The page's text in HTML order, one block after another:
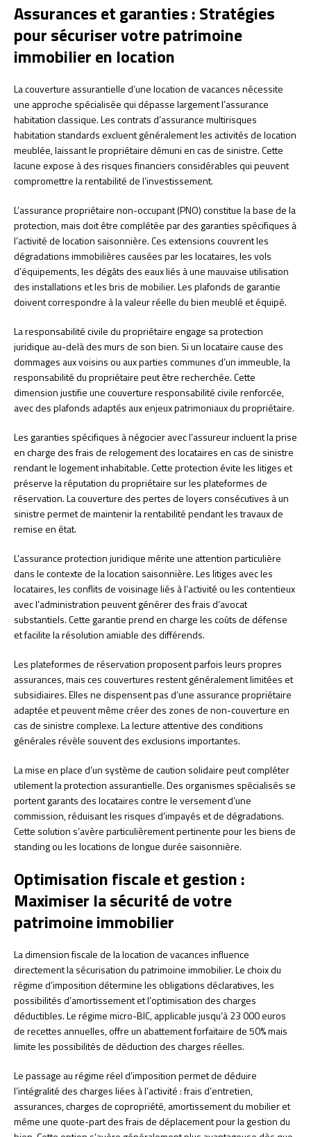
Assurances et garanties : Stratégies
pour sécuriser votre patrimoine
immobilier en location
La couverture assurantielle d’une location de vacances nécessite
une approche spécialisée qui dépasse largement l’assurance
habitation classique. Les contrats d’assurance multirisques
habitation standards excluent généralement les activités de location
meublée, laissant le propriétaire démuni en cas de sinistre. Cette
lacune expose à des risques financiers considérables qui peuvent
compromettre la rentabilité de l’investissement.
L’assurance propriétaire non-occupant (PNO) constitue la base de la
protection, mais doit être complétée par des garanties spécifiques à
l’activité de location saisonnière. Ces extensions couvrent les
dégradations immobilières causées par les locataires, les vols
d’équipements, les dégâts des eaux liés à une mauvaise utilisation
des installations et les bris de mobilier. Les plafonds de garantie
doivent correspondre à la valeur réelle du bien meublé et équipé.
La responsabilité civile du propriétaire engage sa protection
juridique au-delà des murs de son bien. Si un locataire cause des
dommages aux voisins ou aux parties communes d’un immeuble, la
responsabilité du propriétaire peut être recherchée. Cette
dimension justifie une couverture responsabilité civile renforcée,
avec des plafonds adaptés aux enjeux patrimoniaux du propriétaire.
Les garanties spécifiques à négocier avec l’assureur incluent la prise
en charge des frais de relogement des locataires en cas de sinistre
rendant le logement inhabitable. Cette protection évite les litiges et
préserve la réputation du propriétaire sur les plateformes de
réservation. La couverture des pertes de loyers consécutives à un
sinistre permet de maintenir la rentabilité pendant les travaux de
remise en état.
L’assurance protection juridique mérite une attention particulière
dans le contexte de la location saisonnière. Les litiges avec les
locataires, les conflits de voisinage liés à l’activité ou les contentieux
avec l’administration peuvent générer des frais d’avocat
substantiels. Cette garantie prend en charge les coûts de défense
et facilite la résolution amiable des différends.
Les plateformes de réservation proposent parfois leurs propres
assurances, mais ces couvertures restent généralement limitées et
subsidiaires. Elles ne dispensent pas d’une assurance propriétaire
adaptée et peuvent même créer des zones de non-couverture en
cas de sinistre complexe. La lecture attentive des conditions
générales révèle souvent des exclusions importantes.
La mise en place d’un système de caution solidaire peut compléter
utilement la protection assurantielle. Des organismes spécialisés se
portent garants des locataires contre le versement d’une
commission, réduisant les risques d’impayés et de dégradations.
Cette solution s’avère particulièrement pertinente pour les biens de
standing ou les locations de longue durée saisonnière.
Optimisation fiscale et gestion :
Maximiser la sécurité de votre
patrimoine immobilier
La dimension fiscale de la location de vacances influence
directement la sécurisation du patrimoine immobilier. Le choix du
régime d’imposition détermine les obligations déclaratives, les
possibilités d’amortissement et l’optimisation des charges
déductibles. Le régime micro-BIC, applicable jusqu’à 23 000 euros
de recettes annuelles, offre un abattement forfaitaire de 50% mais
limite les possibilités de déduction des charges réelles.
Le passage au régime réel d’imposition permet de déduire
l’intégralité des charges liées à l’activité : frais d’entretien,
assurances, charges de copropriété, amortissement du mobilier et
même une quote-part des frais de déplacement pour la gestion du